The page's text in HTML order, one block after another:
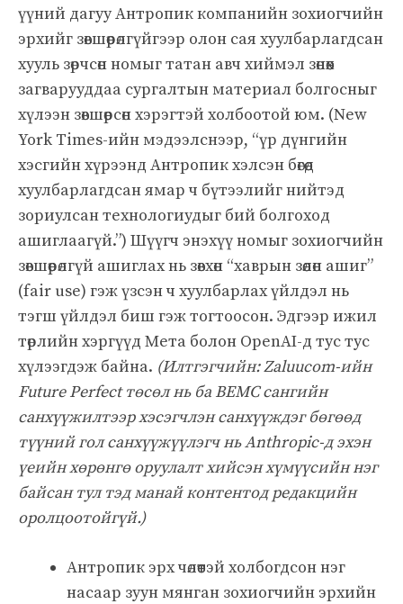
үүний дагуу Антропик компанийн зохиогчийн
эрхийг зөвшөөрөлгүйгээр олон сая хуулбарлагдсан
хууль зөрчсөн номыг татан авч хиймэл зөнөөх
загварууддаа сургалтын материал болгосныг
хүлээн зөвшөөрсөн хэрэгтэй холбоотой юм. (New
York Times-ийн мэдээлснээр, “үр дүнгийн
хэсгийн хүрээнд Антропик хэлсэн бөгөөд
хуулбарлагдсан ямар ч бүтээлийг нийтэд
зориулсан технологиудыг бий болгоход
ашиглаагүй.”) Шүүгч энэхүү номыг зохиогчийн
зөвшөөрөлгүй ашиглах нь зөвхөн “хаврын зөөлөн ашиг”
(fair use) гэж үзсэн ч хуулбарлах үйлдэл нь
тэгш үйлдэл биш гэж тогтоосон. Эдгээр ижил
төрлийн хэргүүд Мета болон OpenAI-д тус тус
хүлээгдэж байна. (Илтгэгчийн: Zaluucom-ийн
Future Perfect төсөл нь ба BEMC сангийн
санхүүжилтээр хэсэгчлэн санхүүждэг бөгөөд
түүний гол санхүүжүүлэгч нь Anthropic-д эхэн
үеийн хөрөнгө оруулалт хийсэн хүмүүсийн нэг
байсан тул тэд манай контентод редакцийн
оролцоотойгүй.)
Антропик эрх чөлөөтэй холбогдсон нэг
насаар зуун мянган зохиогчийн эрхийн